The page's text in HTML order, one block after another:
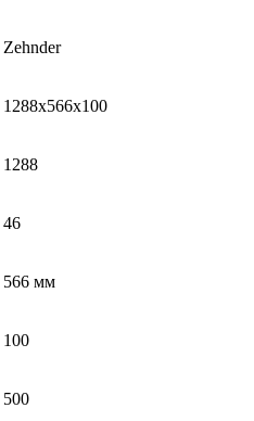
Zehnder
1288x566x100
1288
46
566 мм
100
500